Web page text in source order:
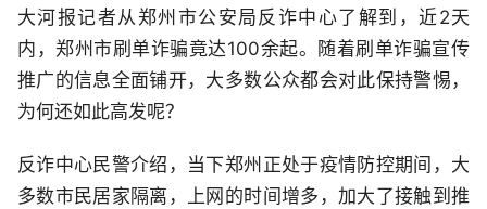
大河报记者从郑州市公安局反诈中心了解到，近2天
内，郑州市刷单诈骗竟达100余起。随着刷单诈骗宣传
推广的信息全面铺开，大多数公众都会对此保持警惕，
为何还如此高发呢？
反诈中心民警介绍，当下郑州正处于疫情防控期间，大
多数市民居家隔离，上网的时间增多，加大了接触到推